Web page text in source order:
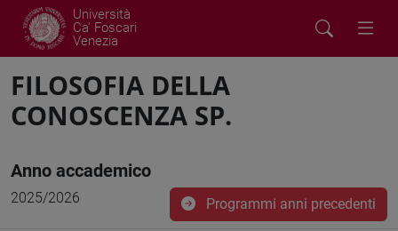
Università
Ca' Foscari
Venezia
FILOSOFIA DELLA
CONOSCENZA SP.
Anno accademico
2025/2026 Programmi anni precedenti